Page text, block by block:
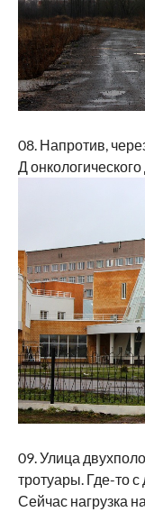
08. Напротив,
Д
09. Улица
тротуары. Где-то с
Сейчас нагрузка